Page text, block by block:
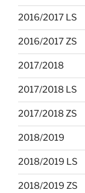
2016/2017 LS
2016/2017 ZS
2017/2018
2017/2018 LS
2017/2018 ZS
2018/2019
2018/2019 LS
2018/2019 ZS